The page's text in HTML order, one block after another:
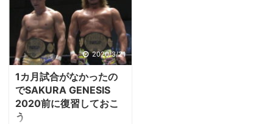
内藤が二冠を獲って、お
決まりの文句で締めよう
とした瞬間に乱入してき
たのがKENTAである。
このときのバクステでは
興奮した様子でした。 ...
ふさわしい激闘が1カ月
以上繰り広げられます。
KENTAと言えば「ブサイ
クへの膝蹴り」「go 2
sleep」など蹴り技が多
いのが魅力的なレスラー
である。NOAH時代の試
合はあまり見ていない
2020/3/21
1カ月試合がなかったの
でSAKURA GENESIS
2020前に復習しておこ
う